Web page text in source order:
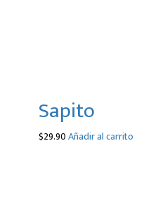
Sapito
$29.90Añadir al carrito